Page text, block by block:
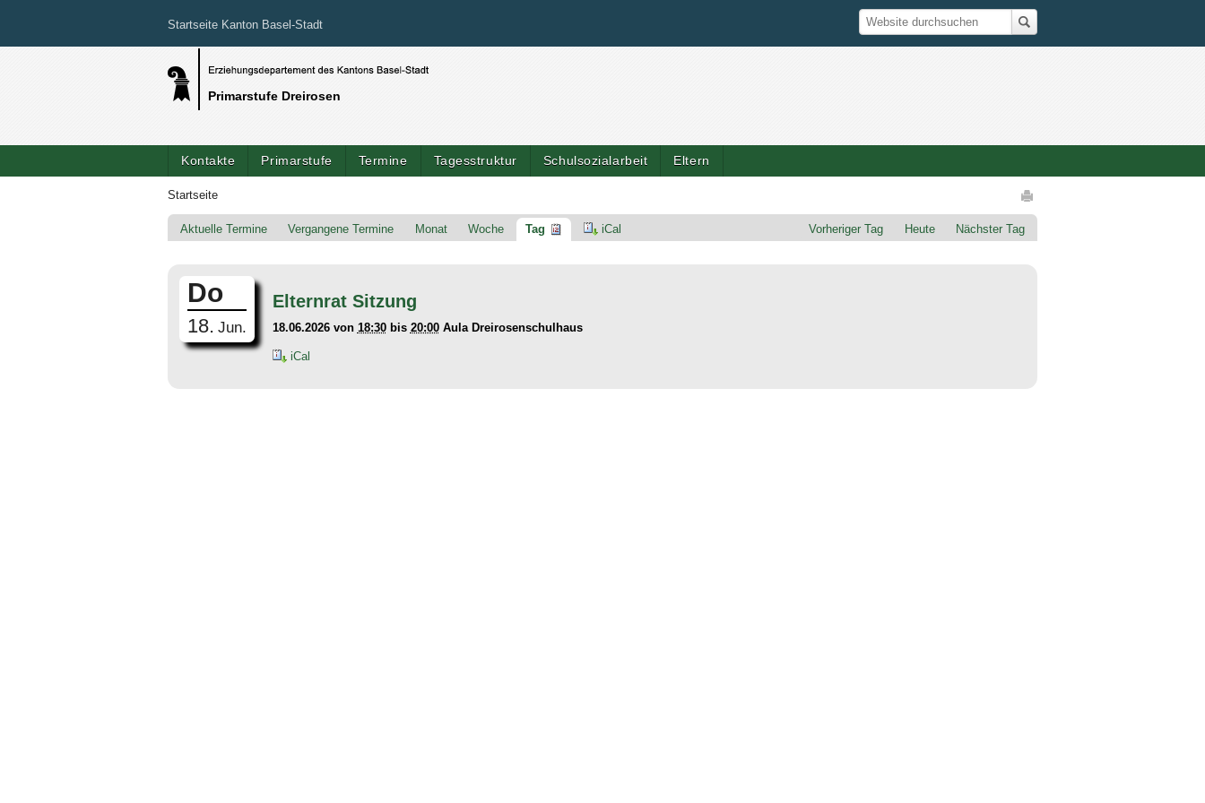
Startseite Kanton Basel-Stadt
Primarstufe Dreirosen
Suche
Website durchsuchen
Kontakte Primarstufe Termine Tagesstruktur Schulsozialarbeit Eltern
Startseite
Aktuelle Termine Vergangene Termine Monat Woche Tag iCal Vorheriger Tag Heute Nächster Tag
Do
18. Jun.
Elternrat Sitzung
18.06.2026von 18:30bis 20:00 Aula Dreirosenschulhaus
iCal